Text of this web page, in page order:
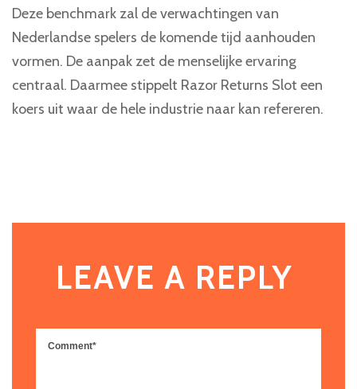
Deze benchmark zal de verwachtingen van
Nederlandse spelers de komende tijd aanhouden
vormen. De aanpak zet de menselijke ervaring
centraal. Daarmee stippelt Razor Returns Slot een
koers uit waar de hele industrie naar kan refereren.
LEAVE A REPLY